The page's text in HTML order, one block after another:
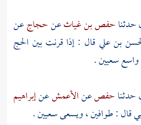
حدثناحفص بن غياثعنحجاجعن
بن علي قال : إذا قرنت بين الحج
سعيين .
حدثناحفصعنالأعمشعنإبراهيم
قال : طوافين ، ويسعى سعيين .